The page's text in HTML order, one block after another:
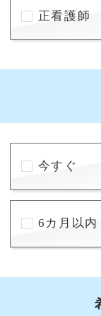
正看護師
今すぐ
6カ月以内